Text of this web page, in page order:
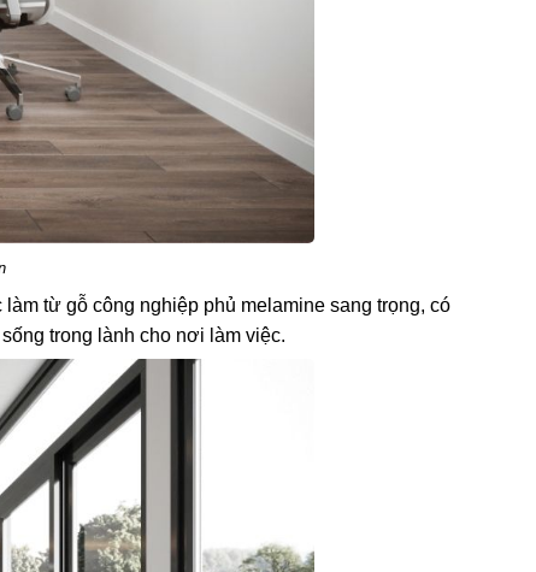
từ gỗ công nghiệp phủ melamine sang trọng, có
trong lành cho nơi làm việc.